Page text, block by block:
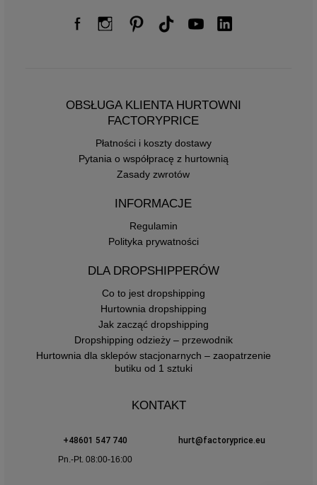
OBSŁUGA KLIENTA HURTOWNI
FACTORYPRICE
Płatności i koszty dostawy
Pytania o współpracę z hurtownią
Zasady zwrotów
INFORMACJE
Regulamin
Polityka prywatności
DLA DROPSHIPPERÓW
Co to jest dropshipping
Hurtownia dropshipping
Jak zacząć dropshipping
Dropshipping odzieży – przewodnik
Hurtownia dla sklepów stacjonarnych – zaopatrzenie
butiku od 1 sztuki
KONTAKT
+48601 547 740
hurt@factoryprice.eu
Pn.-Pt. 08:00-16:00